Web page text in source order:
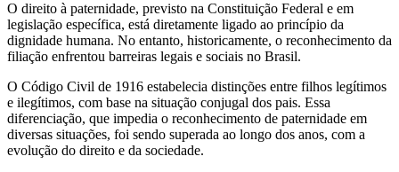
O direito à paternidade, previsto na Constituição Federal e em
legislação específica, está diretamente ligado ao princípio da
dignidade humana. No entanto, historicamente, o reconhecimento da
filiação enfrentou barreiras legais e sociais no Brasil.
O Código Civil de 1916 estabelecia distinções entre filhos legítimos
e ilegítimos, com base na situação conjugal dos pais. Essa
diferenciação, que impedia o reconhecimento de paternidade em
diversas situações, foi sendo superada ao longo dos anos, com a
evolução do direito e da sociedade.